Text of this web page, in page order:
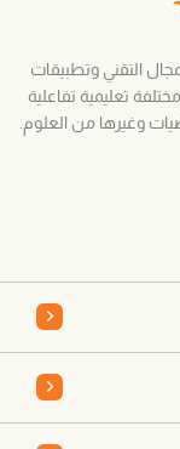
التقني وتطبيقات
تعليمية تفاعلية
وغيرها من العلوم.